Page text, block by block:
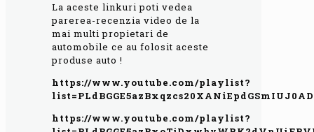
La aceste linkuri poti vedea
parerea-recenzia video de la
mai multi propietari de
automobile ce au folosit aceste
produse auto !
https://www.youtube.com/playlist?
list=PLdBGGE5azBxqzcs20XANiEpdGSmIUJ0AD
https://www.youtube.com/playlist?